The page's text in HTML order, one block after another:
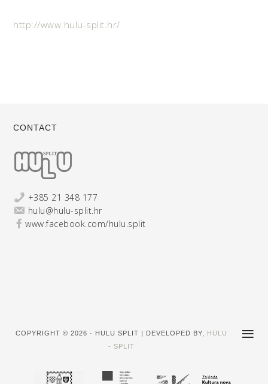
http://www.hulu-split.hr/
CONTACT
+385 21 348 177
hulu@hulu-split.hr
www.facebook.com/hulu.split
COPYRIGHT © 2026 · HULU SPLIT | DEVELOPED BY,
HULU
- SPLIT